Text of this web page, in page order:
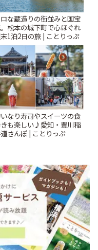
な蔵造りの街並みと国宝
松本の城下町で心ほぐれ
1泊2日の旅 | ことりっぷ
なり寿司やスイーツの食
も楽しい♪愛知・豊川稲
さんぽ | ことりっぷ